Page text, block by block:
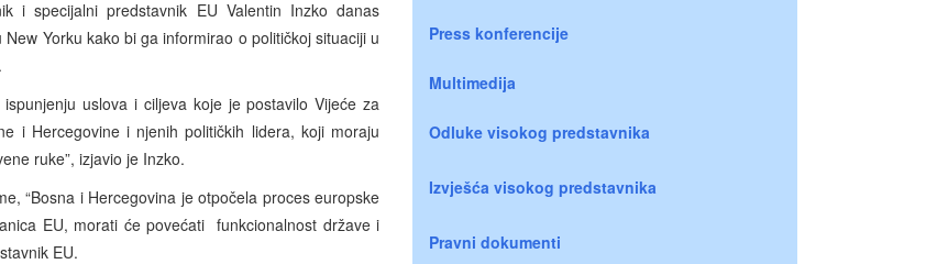
i specijalni predstavnik EU Valentin Inzko danas
Yorku kako bi ga informirao o političkoj situaciji u
uslova i ciljeva koje je postavilo Vijeće za
i Hercegovine i njenih političkih lidera, koji moraju
ruke”, izjavio je Inzko.
“Bosna i Hercegovina je otpočela proces europske
EU, morati će povećati funkcionalnost države i
EU.
Press konferencije
Multimedija
Odluke visokog predstavnika
Izvješća visokog predstavnika
Pravni dokumenti